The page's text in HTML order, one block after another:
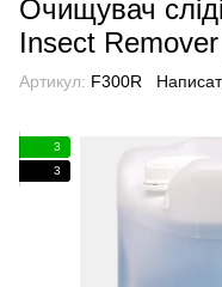
Очищувач
Insect
Артикул: F300R
3
3